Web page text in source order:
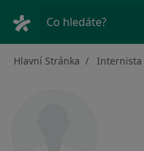
Co hledáte?
Hlavní Stránka Internista